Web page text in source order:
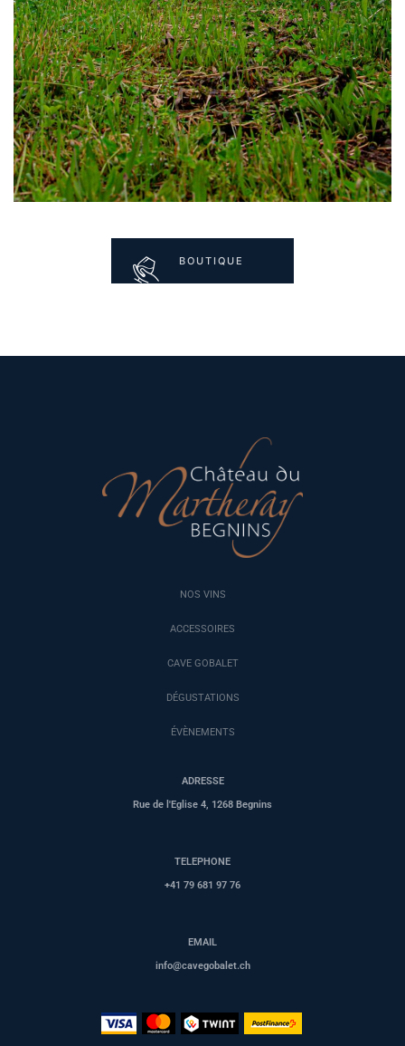
BOUTIQUE
NOS VINS
ACCESSOIRES
CAVE GOBALET
DÉGUSTATIONS
ÉVÈNEMENTS
ADRESSE
Rue de l'Eglise 4, 1268 Begnins
TELEPHONE
+41 79 681 97 76
EMAIL
info@cavegobalet.ch